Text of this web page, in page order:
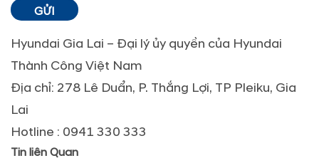
Hyundai Gia Lai – Đại lý ủy quyền của Hyundai
Thành Công Việt Nam
Địa chỉ: 278 Lê Duẩn, P. Thắng Lợi, TP Pleiku, Gia
Lai
Hotline : 0941 330 333
Tin liên Quan